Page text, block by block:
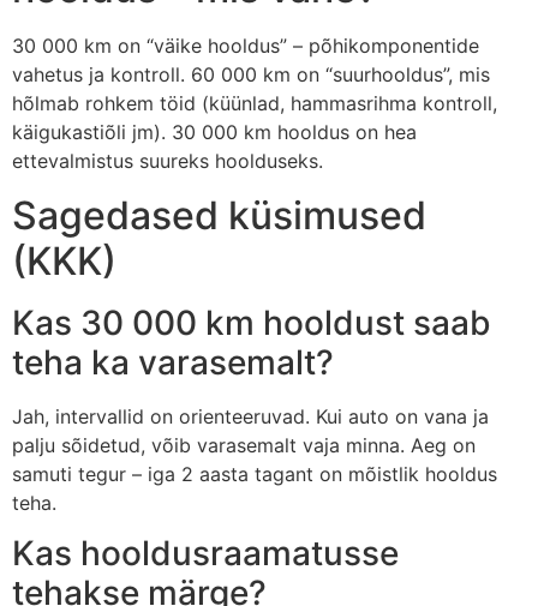
30 000 km on “väike hooldus” – põhikomponentide
vahetus ja kontroll. 60 000 km on “suurhooldus”, mis
hõlmab rohkem töid (küünlad, hammasrihma kontroll,
käigukastiõli jm). 30 000 km hooldus on hea
ettevalmistus suureks hoolduseks.
Sagedased küsimused
(KKK)
Kas 30 000 km hooldust saab
teha ka varasemalt?
Jah, intervallid on orienteeruvad. Kui auto on vana ja
palju sõidetud, võib varasemalt vaja minna. Aeg on
samuti tegur – iga 2 aasta tagant on mõistlik hooldus
teha.
Kas hooldusraamatusse
tehakse märge?